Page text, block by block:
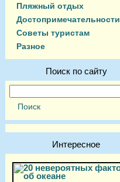
Пляжный отдых
Достопримечательности
Советы туристам
Разное
Поиск по сайту
Интересное